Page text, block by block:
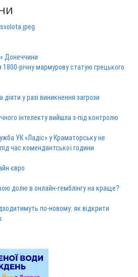
Донеччини
1800-річну мармурову статую грецького
у разі виникнення загрози
інтелекту вийшла з-під контролю
УК «Ладіс» у Краматорську не
час комендантської години
євро
долю в онлайн-гемблінгу на краще?
по-новому: як відкрити